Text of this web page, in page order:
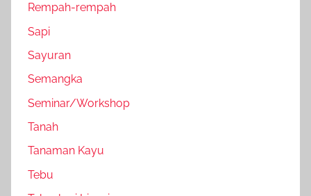
Rempah-rempah
Sapi
Sayuran
Semangka
Seminar/Workshop
Tanah
Tanaman Kayu
Tebu